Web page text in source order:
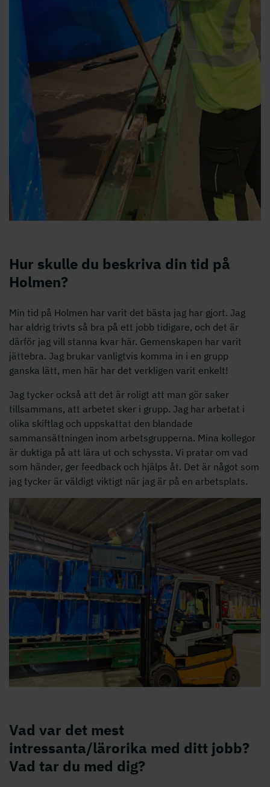
Hur skulle du beskriva din tid på
Holmen?
Min tid på Holmen har varit det bästa jag har gjort. Jag
har aldrig trivts så bra på ett jobb tidigare, och det är
därför jag vill stanna kvar här. Gemenskapen har varit
jättebra. Jag brukar vanligtvis komma in i en grupp
ganska lätt, men här har det verkligen varit enkelt!
Jag tycker också att det är roligt att man gör saker
tillsammans, att arbetet sker i grupp. Jag har arbetat i
olika skiftlag och uppskattat den blandade
sammansättningen inom arbetsgrupperna. Mina kollegor
är duktiga på att lära ut och schyssta. Vi pratar om vad
som händer, ger feedback och hjälps åt. Det är något som
jag tycker är väldigt viktigt när jag är på en arbetsplats.
Vad var det mest
intressanta/lärorika med ditt jobb?
Vad tar du med dig?